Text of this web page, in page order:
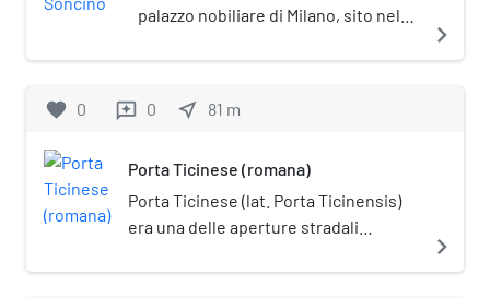
palazzo nobiliare di Milano, sito nel
Soncino 2.
navigate_next
favorite 0 reviews 0 near_me 81 m
Porta Ticinese (romana)
Porta Ticinese (lat. Porta Ticinensis)
era una delle aperture stradali
della città di Mediolanum, l'odierna
navigate_next